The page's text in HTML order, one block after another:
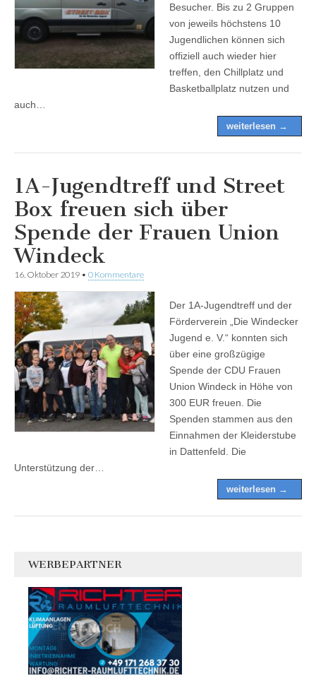
Besucher. Bis zu 2 Gruppen
von jeweils höchstens 10
Jugendlichen können sich
offiziell auch wieder hier
treffen, den Chillplatz und
Basketballplatz nutzen und
auch…
weiterlesen →
1A-Jugendtreff und Street
Box freuen sich über
Spende der Frauen Union
Windeck
16. Oktober 2019 • 0 Kommentare
Der 1A-Jugendtreff und der
Förderverein „Die Windecker
Jugend e. V.“ konnten sich
über eine großzügige
Spende der CDU Frauen
Union Windeck in Höhe von
300 EUR freuen. Die
Spenden stammen aus den
Einnahmen der Kleiderstube
in Dattenfeld. Die
Unterstützung der…
weiterlesen →
WERBEPARTNER